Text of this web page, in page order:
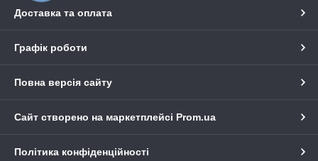
Доставка та оплата
Графік роботи
Повна версія сайту
Сайт створено на маркетплейсі Prom.ua
Політика конфіденційності